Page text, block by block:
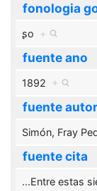
fonologia
ʂo +
fuente ano
1892 +
fuente autor
Simón, Fray
fuente cita
...Entre estas